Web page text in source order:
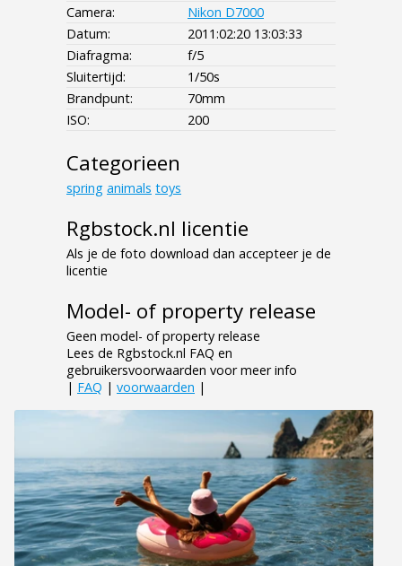
Camera:
Nikon D7000
Datum:
2011:02:20 13:03:33
Diafragma:
f/5
Sluitertijd:
1/50s
Brandpunt:
70mm
ISO:
200
Categorieen
spring animals toys
Rgbstock.nl licentie
Als je de foto download dan accepteer je de
licentie
Model- of property release
Geen model- of property release
Lees de Rgbstock.nl FAQ en
gebruikersvoorwaarden voor meer info
| FAQ | voorwaarden |